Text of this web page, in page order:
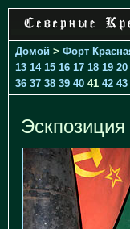
Домой > Форт
13 14 15 16 17 18 19 20
36 37 38 39 40 41 42 43
Эскпозиция